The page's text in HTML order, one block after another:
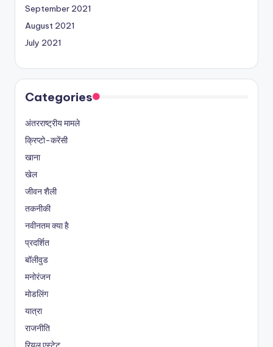
September 2021
August 2021
July 2021
Categories
अंतरराष्ट्रीय मामले
क्रिप्टो-करेंसी
खाना
खेल
जीवन शैली
तकनीकी
नवीनतम क्या है
प्रदर्शित
बॉलीवुड
मनोरंजन
मोडलिंग
यात्रा
राजनीति